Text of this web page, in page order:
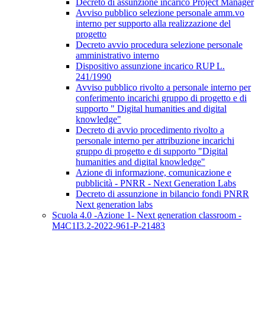
Decreto di assunzione incarico Project Manager
Avviso pubblico selezione personale amm.vo
interno per supporto alla realizzazione del
progetto
Decreto avvio procedura selezione personale
amministrativo interno
Dispositivo assunzione incarico RUP L.
241/1990
Avviso pubblico rivolto a personale interno per
conferimento incarichi gruppo di progetto e di
supporto " Digital humanities and digital
knowledge"
Decreto di avvio procedimento rivolto a
personale interno per attribuzione incarichi
gruppo di progetto e di supporto "Digital
humanities and digital knowledge"
Azione di informazione, comunicazione e
pubblicità - PNRR - Next Generation Labs
Decreto di assunzione in bilancio fondi PNRR
Next generation labs
Scuola 4.0 -Azione 1- Next generation classroom -
M4C1I3.2-2022-961-P-21483